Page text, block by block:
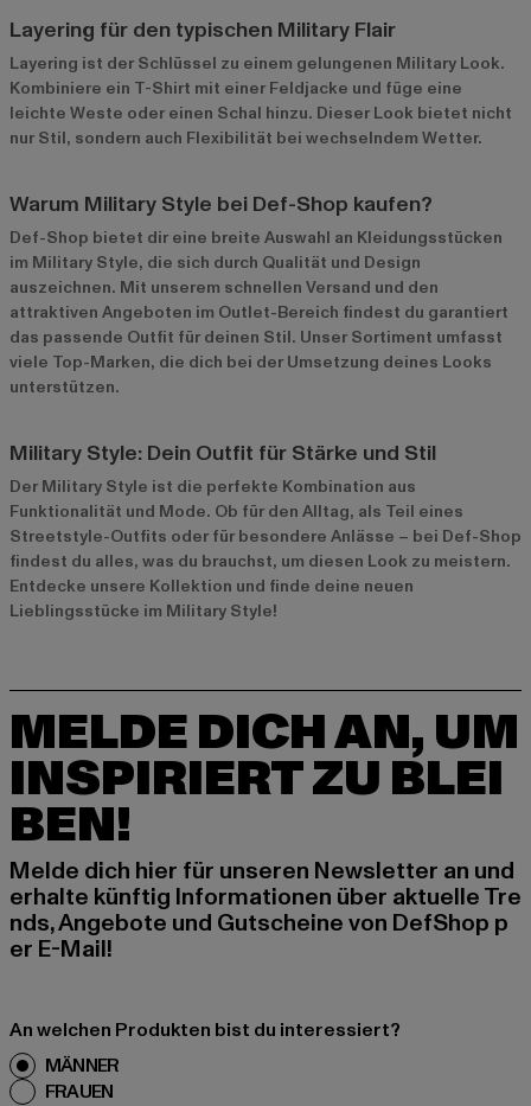
Layering für den typischen Military Flair
Layering ist der Schlüssel zu einem gelungenen Military Look.
Kombiniere ein T-Shirt mit einer Feldjacke und füge eine
leichte Weste oder einen Schal hinzu. Dieser Look bietet nicht
nur Stil, sondern auch Flexibilität bei wechselndem Wetter.
Warum Military Style bei Def-Shop kaufen?
Def-Shop bietet dir eine breite Auswahl an Kleidungsstücken
im Military Style, die sich durch Qualität und Design
auszeichnen. Mit unserem schnellen Versand und den
attraktiven Angeboten im Outlet-Bereich findest du garantiert
das passende Outfit für deinen Stil. Unser Sortiment umfasst
viele Top-Marken, die dich bei der Umsetzung deines Looks
unterstützen.
Military Style: Dein Outfit für Stärke und Stil
Der Military Style ist die perfekte Kombination aus
Funktionalität und Mode. Ob für den Alltag, als Teil eines
Streetstyle-Outfits oder für besondere Anlässe – bei Def-Shop
findest du alles, was du brauchst, um diesen Look zu meistern.
Entdecke unsere Kollektion und finde deine neuen
Lieblingsstücke im Military Style!
MELDE DICH AN, UM
INSPIRIERT ZU BLEI
BEN!
Melde dich hier für unseren Newsletter an und
erhalte künftig Informationen über aktuelle Tre
nds, Angebote und Gutscheine von DefShop p
er E-Mail!
An welchen Produkten bist du interessiert?
MÄNNER
FRAUEN